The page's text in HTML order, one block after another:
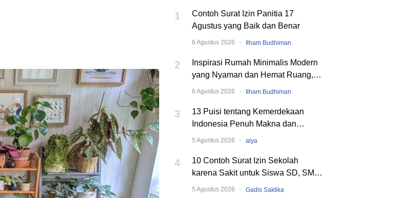
1
Contoh Surat Izin Panitia 17
Agustus yang Baik dan Benar
6 Agustus 2026 · Ilham Budhiman
2
Inspirasi Rumah Minimalis Modern
yang Nyaman dan Hemat Ruang,
Begini Cara Merancangnya!
6 Agustus 2026 · Ilham Budhiman
3
13 Puisi tentang Kemerdekaan
Indonesia Penuh Makna dan
Menyentuh Hati
5 Agustus 2026 · alya
4
10 Contoh Surat Izin Sekolah
karena Sakit untuk Siswa SD, SMP,
hingga SMA
5 Agustus 2026 · Gadis Saktika